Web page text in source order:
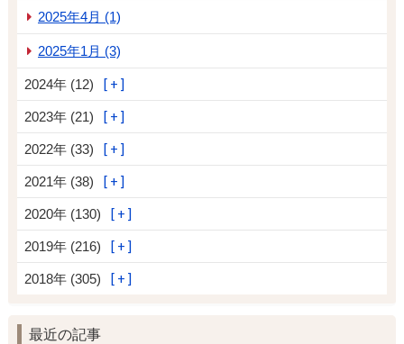
2025年4月 (1)
2025年1月 (3)
2024年 (12)
2023年 (21)
2022年 (33)
2021年 (38)
2020年 (130)
2019年 (216)
2018年 (305)
最近の記事